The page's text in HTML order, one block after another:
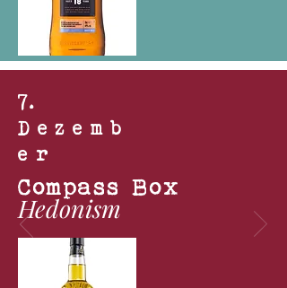
7.
Dezemb
er
Compass Box
Hedonism